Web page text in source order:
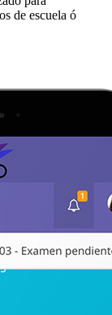
de escuela ó